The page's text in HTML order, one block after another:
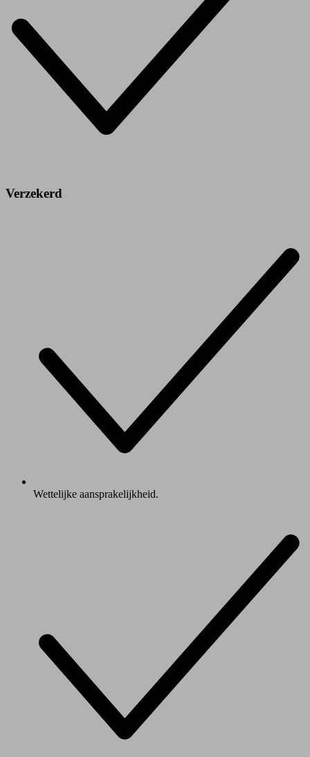
Verzekerd
Wettelijke aansprakelijkheid.